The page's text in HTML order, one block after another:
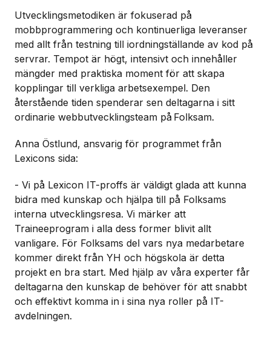
Utvecklingsmetodiken är fokuserad på
mobbprogrammering och kontinuerliga leveranser
med allt från testning till iordningställande av kod på
servrar. Tempot är högt, intensivt och innehåller
mängder med praktiska moment för att skapa
kopplingar till verkliga arbetsexempel. Den
återstående tiden spenderar sen deltagarna i sitt
ordinarie webbutvecklingsteam på Folksam.
Anna Östlund, ansvarig för programmet från
Lexicons sida:
- Vi på Lexicon IT-proffs är väldigt glada att kunna
bidra med kunskap och hjälpa till på Folksams
interna utvecklingsresa. Vi märker att
Traineeprogram i alla dess former blivit allt
vanligare. För Folksams del vars nya medarbetare
kommer direkt från YH och högskola är detta
projekt en bra start. Med hjälp av våra experter får
deltagarna den kunskap de behöver för att snabbt
och effektivt komma in i sina nya roller på IT-
avdelningen.